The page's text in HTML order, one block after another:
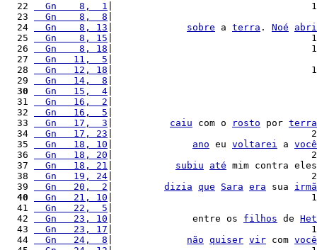
  22
  Gn    8,  1
|                                   1
  23
  Gn    8,  8
  24
  Gn    8, 13
sobre a terra . Noé
  25
  Gn    8, 15
|
  26
  Gn    8, 18
|
  27
  Gn   11,  5
  28
  Gn   12, 18
|
  29
  Gn   14,  8
  30
  Gn   15,  4
  31
  Gn   16,  2
  32
  Gn   16,  5
  33
  Gn   17,  3
caiu com o rosto por terra
  34
  Gn   17, 23
|
  35
  Gn   18, 10
ano eu voltarei a você
  36
  Gn   18, 20
|
  37
  Gn   18, 21
subiu até mim contra
  38
  Gn   19, 24
|
  39
  Gn   20,  2
dizia que Sara era sua irmã
  40
  Gn   21, 10
|
  41
  Gn   22,  5
  42
  Gn   23, 10
|              entre os filhos de Het
  43
  Gn   23, 17
|
  44
  Gn   24,  8
não quiser vir com você